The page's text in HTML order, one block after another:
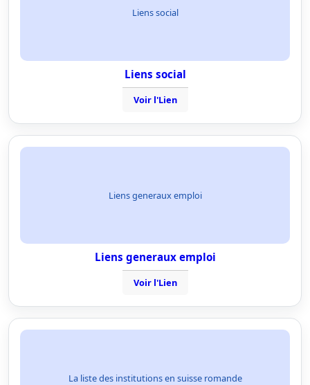
Liens social
Liens social
Voir l'Lien
Liens generaux emploi
Liens generaux emploi
Voir l'Lien
La liste des institutions en suisse romande